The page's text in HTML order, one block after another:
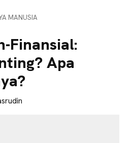
MANUSIA
Finansial:
Apa